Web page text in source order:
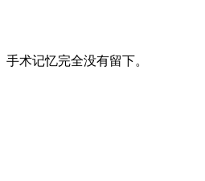
手术记忆完全没有留下。